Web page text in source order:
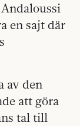
en sajt där
av den
att göra
tal till